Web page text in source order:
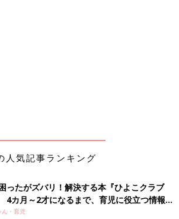
人気記事ランキング
ったがズバリ！解決する本『ひよこクラブ
カ月～2才になるまで、育児に役立つ情報が
！
ん・育児